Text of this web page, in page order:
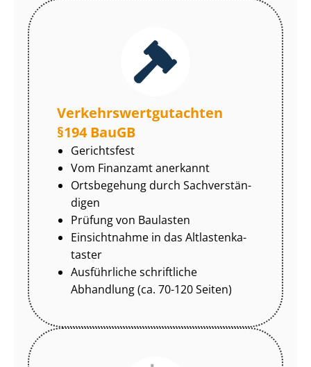
Ver­kehrs­wert­gut­ach­ten
§194 BauGB
Gerichtsfest
Vom Finanzamt anerkannt
Ortsbegehung durch Sach­ver­stän­
di­gen
Prüfung von Baulasten
Einsichtnahme in das Alt­las­ten­ka­
tas­ter
Ausführliche schriftliche
Abhandlung (ca. 70-120 Seiten)